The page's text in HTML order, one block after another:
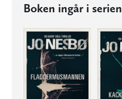
Boken ingår i serien